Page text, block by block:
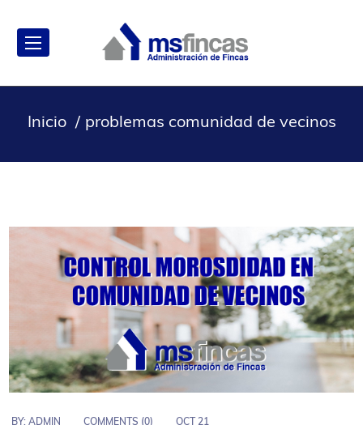
Inicio problemas comunidad de vecinos
BY:ADMIN COMMENTS (0) OCT 21